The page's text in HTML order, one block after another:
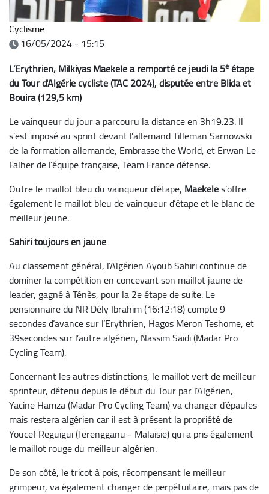
Cyclisme
16/05/2024 - 15:15
L’Erythrien, Milkiyas Maekele a remporté ce jeudi la 5eétape
du Tour d'Algérie cycliste (TAC 2024), disputée entre Blida et
Bouira (129,5 km)
Le vainqueur du jour a parcouru la distance en 3h19.23. Il
s’est imposé au sprint devant l'allemand Tilleman Sarnowski
de la formation allemande, Embrasse the World, et Erwan Le
Falher de l’équipe française, Team France défense.
Outre le maillot bleu du vainqueur d’étape, Maekeles’offre
également le maillot bleu de vainqueur d’étape et le blanc de
meilleur jeune.
Sahiri toujours en jaune
Au classement général, l’Algérien Ayoub Sahiri continue de
dominer la compétition en concevant son maillot jaune de
leader, gagné à Ténès, pour la 2e étape de suite. Le
pensionnaire du NR Dély Ibrahim (16:12:18) compte 9
secondes d’avance sur l’Erythrien, Hagos Meron Teshome, et
39secondes sur l’autre algérien, Nassim Saïdi (Madar Pro
Cycling Team).
Concernant les autres distinctions, le maillot vert de meilleur
sprinteur, détenu depuis le début du Tour par l’Algérien,
Yacine Hamza (Madar Pro Cycling Team) va changer d’épaules
mais restera algérien car il est à présent la propriété de
Youcef Reguigui (Terengganu - Malaisie) qui a pris également
le maillot rouge du meilleur algérien.
De son côté, le tricot à pois, récompensant le meilleur
grimpeur, va également changer de perpétuitaire, mais pas de